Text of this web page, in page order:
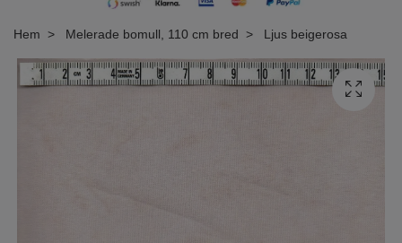
Hem Melerade bomull, 110 cm bred Ljus beigerosa